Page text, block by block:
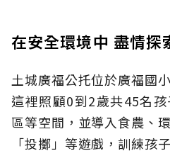
在安全環境中 盡情探
土城廣福公托位於廣福國
這裡照顧0到2歲共45名
區等空間，並導入食農、
「投擲」等遊戲，訓練孩